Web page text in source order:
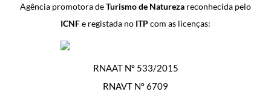
Agência promotora deTurismo de Natureza reconhecida pelo
ICNFe registada no ITPcom as licenças:
RNAAT Nº 533/2015
RNAVT Nº 6709